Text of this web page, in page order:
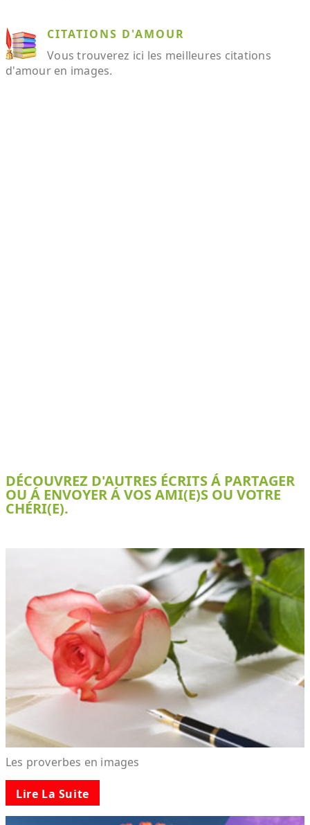
CITATIONS D'AMOUR
Vous trouverez ici les meilleures citations
d'amour en images.
DÉCOUVREZ D'AUTRES ÉCRITS Á PARTAGER
OU Á ENVOYER Á VOS AMI(E)S OU VOTRE
CHÉRI(E).
Les proverbes en images
Lire La Suite